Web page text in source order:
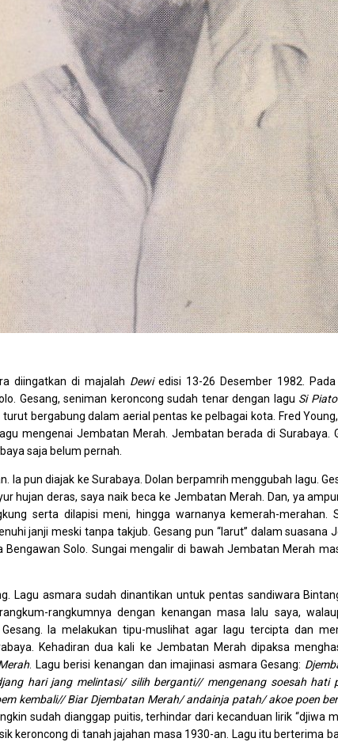
diingatkan di majalah Dewiedisi 13-26 Desember 1982.
Gesang, seniman keroncong sudah tenar dengan lagu Si
bergabung dalam aerial pentas ke pelbagai kota. Fred
mengenai Jembatan Merah. Jembatan berada di Surabaya.
saja belum pernah.
Ia pun diajak ke Surabaya. Dolan berpamrih menggubah lagu.
hujan deras, saya naik beca ke Jembatan Merah. Dan, ya
serta dilapisi meni, hingga warnanya kemerah-merahan.
janji meski tanpa takjub. Gesang pun “larut” dalam suasana
Bengawan Solo. Sungai mengalir di bawah Jembatan Merah
Lagu asmara sudah dinantikan untuk pentas sandiwara
rangkumnya dengan kenangan masa lalu saya,
Ia melakukan tipu-muslihat agar lagu tercipta dan
Kehadiran dua kali ke Jembatan Merah dipaksa
. Lagu berisi kenangan dan imajinasi asmara Gesang:
hari jang melintasi/ silih berganti// mengenang soesah
kembali// Biar Djembatan Merah/ andainja patah/ akoe poen
sudah dianggap puitis, terhindar dari kecanduan lirik “djiwa
keroncong di tanah jajahan masa 1930-an. Lagu itu berterima